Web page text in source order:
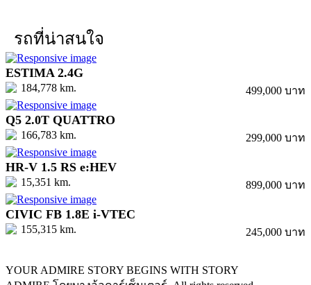
รถที่น่าสนใจ
ESTIMA 2.4G
184,778 km. 499,000 บาท
Q5 2.0T QUATTRO
166,783 km. 299,000 บาท
HR-V 1.5 RS e:HEV
15,351 km. 899,000 บาท
CIVIC FB 1.8E i-VTEC
155,315 km. 245,000 บาท
YOUR ADMIRE STORY BEGINS WITH STORY